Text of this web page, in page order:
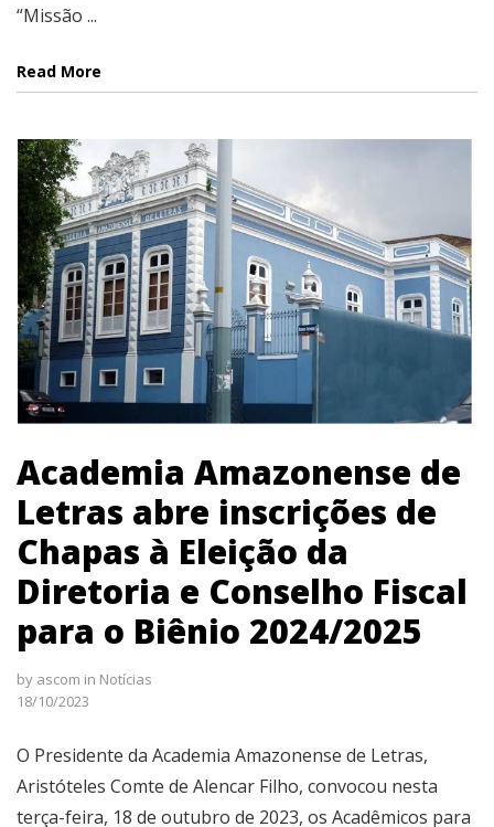
“Missão ...
Read More
Academia Amazonense de
Letras abre inscrições de
Chapas à Eleição da
Diretoria e Conselho Fiscal
para o Biênio 2024/2025
by ascom in Notícias
18/10/2023
O Presidente da Academia Amazonense de Letras,
Aristóteles Comte de Alencar Filho, convocou nesta
terça-feira, 18 de outubro de 2023, os Acadêmicos para